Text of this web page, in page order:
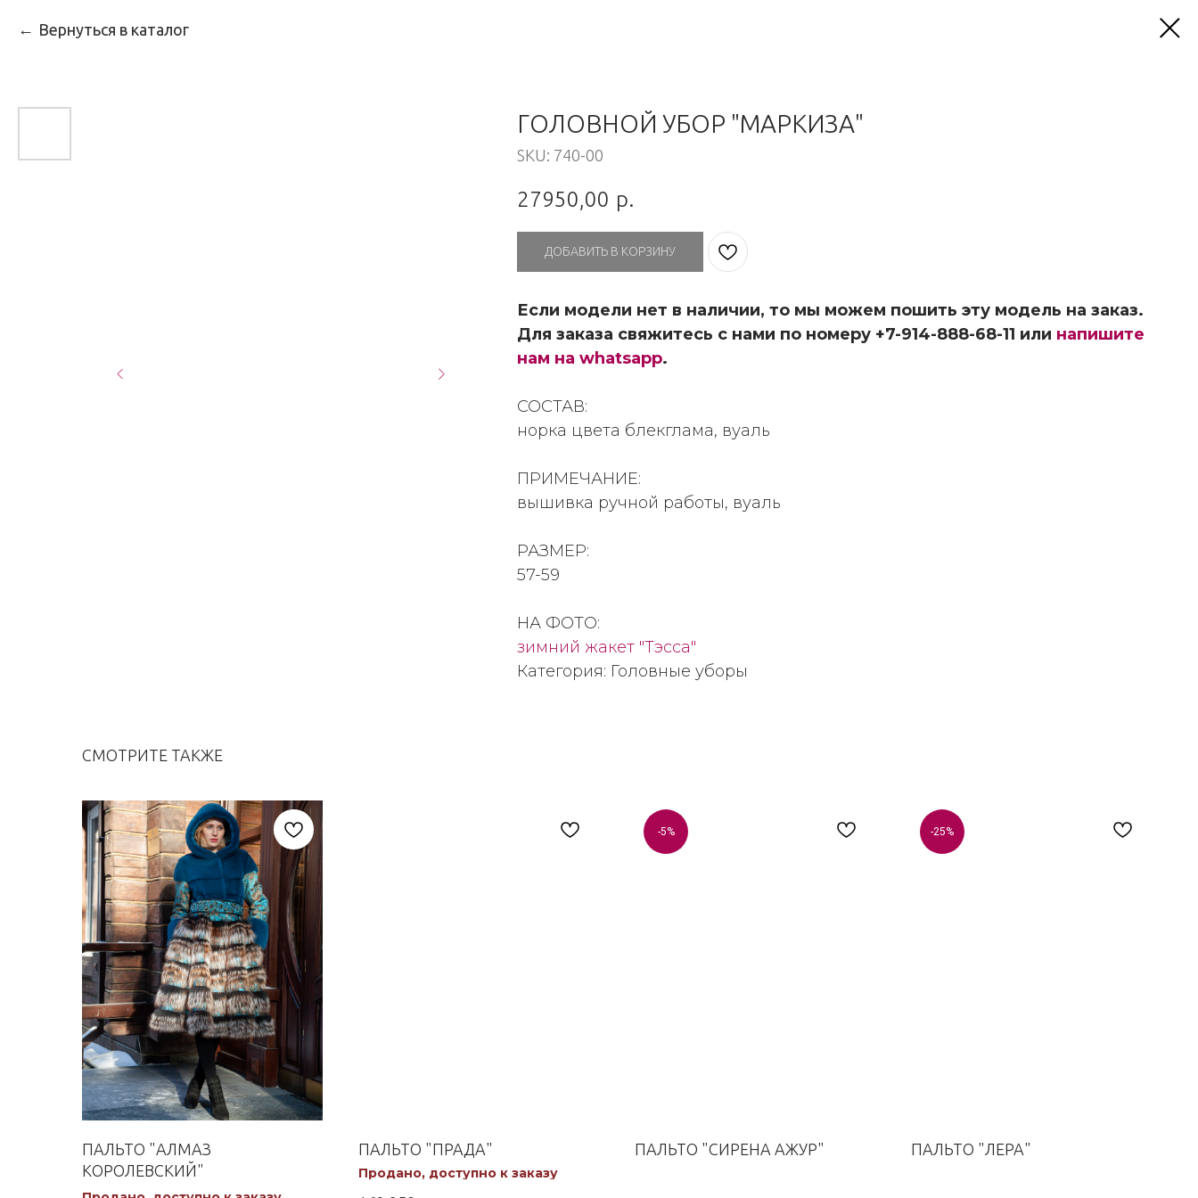
Вернуться в каталог
ГОЛОВНОЙ УБОР "МАРКИЗА"
SKU: 740-00
27950,00 р.
ДОБАВИТЬ В КОРЗИНУ
Если модели нет в наличии, то мы можем пошить эту модель на заказ.
Для заказа свяжитесь с нами по номеру +7-914-888-68-11 или напишите
нам на whatsapp.
СОСТАВ:
норка цвета блекглама, вуаль
ПРИМЕЧАНИЕ:
вышивка ручной работы, вуаль
РАЗМЕР:
57-59
НА ФОТО:
зимний жакет "Тэсса"
Категория: Головные уборы
СМОТРИТЕ ТАКЖЕ
ПАЛЬТО "АЛМАЗ
КОРОЛЕВСКИЙ"
ПАЛЬТО "ПРАДА"
Продано, доступно к заказу
-5%
ПАЛЬТО "СИРЕНА АЖУР"
-25%
ПАЛЬТО "ЛЕРА"